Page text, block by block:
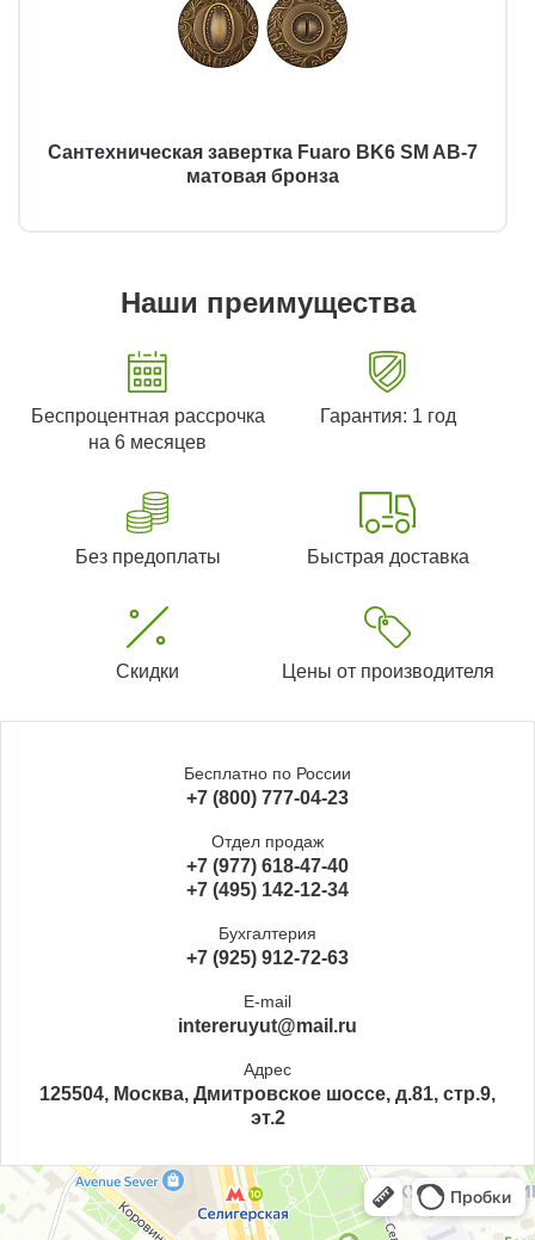
Сантехническая завертка Fuaro BK6 SM AB-7
матовая бронза
Наши преимущества
Беспроцентная рассрочка
на 6 месяцев
Гарантия: 1 год
Без предоплаты Быстрая доставка
Скидки Цены от производителя
Бесплатно по России
+7 (800) 777-04-23
Отдел продаж
+7 (977) 618-47-40
+7 (495) 142-12-34
Бухгалтерия
+7 (925) 912-72-63
E-mail
intereruyut@mail.ru
Адрес
125504, Москва, Дмитровское шоссе, д.81, стр.9,
эт.2